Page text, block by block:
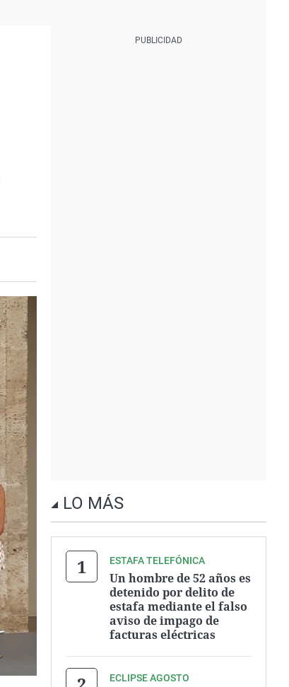
LO MÁS
ESTAFA TELEFÓNICA
Un hombre de 52 años es
detenido por delito de
estafa mediante el falso
aviso de impago de
facturas eléctricas
ECLIPSE AGOSTO